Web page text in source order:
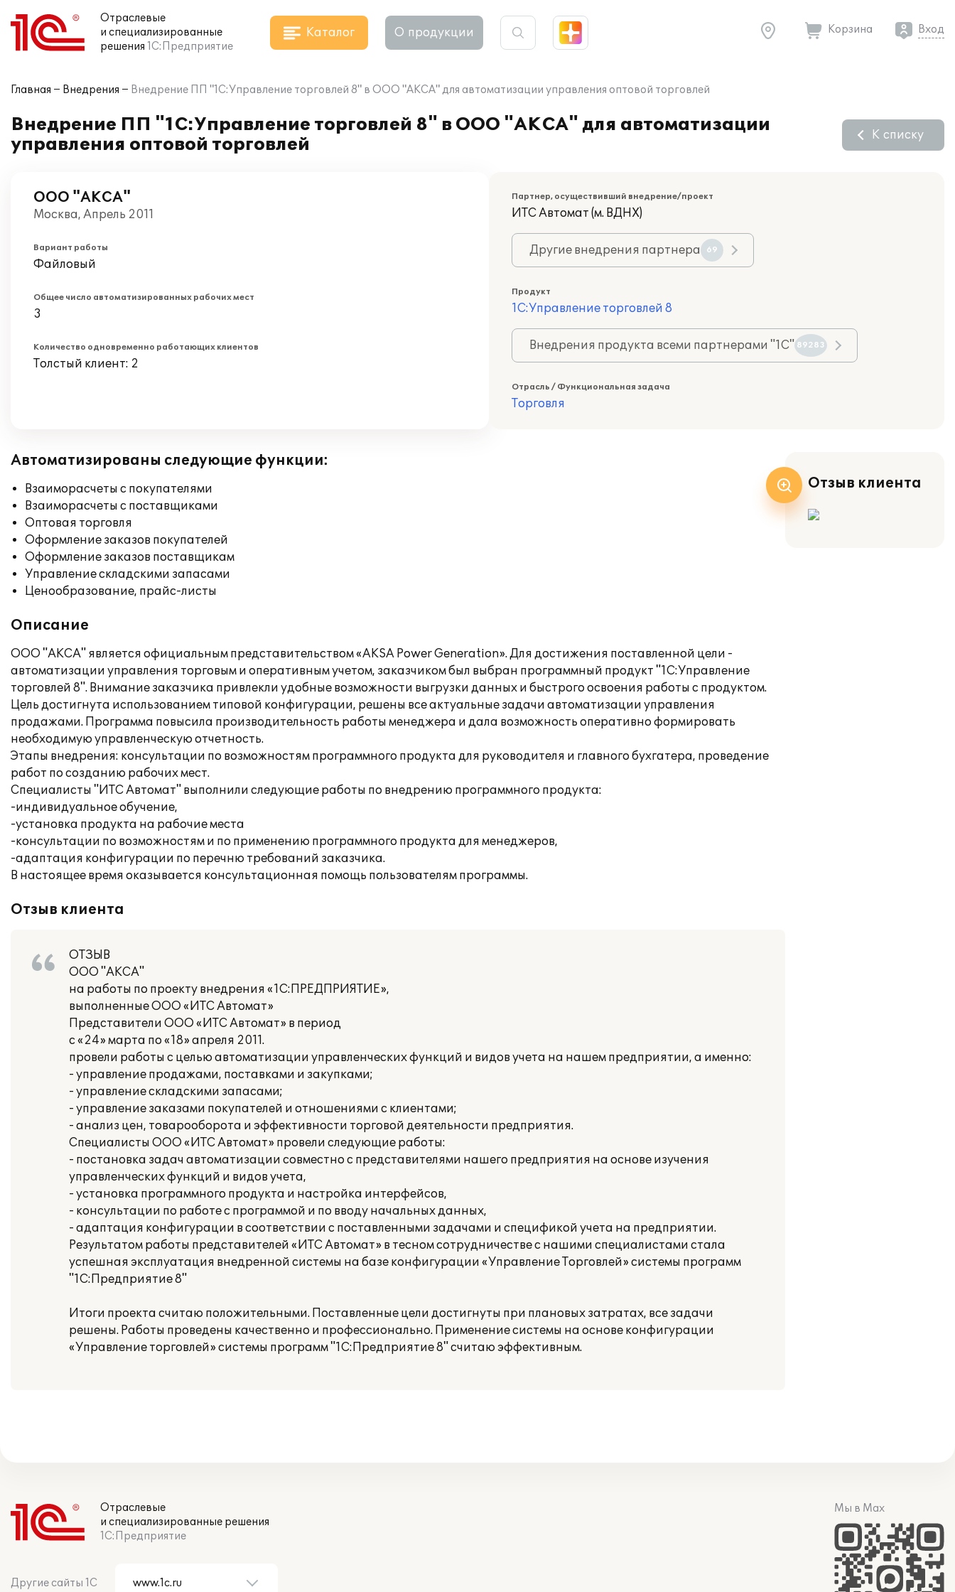
Отраслевые
и специализированные
решения 1С:Предприятие
Каталог О продукции Корзина Вход
Главная Внедрения Внедрение ПП "1С:Управление торговлей 8" в ООО "АКСА" для автоматизации управления оптовой торговлей
Внедрение ПП "1С:Управление торговлей 8" в ООО "АКСА" для автоматизации
управления оптовой торговлей
К списку
ООО "АКСА"
Москва, Апрель 2011
Вариант работы
Файловый
Общее число автоматизированных рабочих мест
3
Количество одновременно работающих клиентов
Толстый клиент: 2
Партнер, осуществивший внедрение/проект
ИТС Автомат (м. ВДНХ)
Другие внедрения партнера 69
Продукт
1С:Управление торговлей 8
Внедрения продукта всеми партнерами "1С" 89283
Отрасль / Функциональная задача
Торговля
Автоматизированы следующие функции:
Взаиморасчеты с покупателями
Взаиморасчеты с поставщиками
Оптовая торговля
Оформление заказов покупателей
Оформление заказов поставщикам
Управление складскими запасами
Ценообразование, прайс-листы
Описание
ООО "АКСА" является официальным представительством «AKSA Power Generation». Для достижения поставленной цели -
автоматизации управления торговым и оперативным учетом, заказчиком был выбран программный продукт "1С:Управление
торговлей 8". Внимание заказчика привлекли удобные возможности выгрузки данных и быстрого освоения работы с продуктом.
Цель достигнута использованием типовой конфигурации, решены все актуальные задачи автоматизации управления
продажами. Программа повысила производительность работы менеджера и дала возможность оперативно формировать
необходимую управленческую отчетность.
Этапы внедрения: консультации по возможностям программного продукта для руководителя и главного бухгатера, проведение
работ по созданию рабочих мест.
Специалисты "ИТС Автомат" выполнили следующие работы по внедрению программного продукта:
-индивидуальное обучение,
-установка продукта на рабочие места
-консультации по возможностям и по применению программного продукта для менеджеров,
-адаптация конфигурации по перечню требований заказчика.
В настоящее время оказывается консультационная помощь пользователям программы.
Отзыв клиента
ОТЗЫВ
ООО "АКСА"
на работы по проекту внедрения «1С:ПРЕДПРИЯТИЕ»,
выполненные ООО «ИТС Автомат»
Представители ООО «ИТС Автомат» в период
с «24» марта по «18» апреля 2011.
провели работы с целью автоматизации управленческих функций и видов учета на нашем предприятии, а именно:
- управление продажами, поставками и закупками;
- управление складскими запасами;
- управление заказами покупателей и отношениями с клиентами;
- анализ цен, товарооборота и эффективности торговой деятельности предприятия.
Специалисты ООО «ИТС Автомат» провели следующие работы:
- постановка задач автоматизации совместно с представителями нашего предприятия на основе изучения
управленческих функций и видов учета,
- установка программного продукта и настройка интерфейсов,
- консультации по работе с программой и по вводу начальных данных,
- адаптация конфигурации в соответствии с поставленными задачами и спецификой учета на предприятии.
Результатом работы представителей «ИТС Автомат» в тесном сотрудничестве с нашими специалистами стала
успешная эксплуатация внедренной системы на базе конфигурации «Управление Торговлей» системы программ
"1С:Предприятие 8"
Итоги проекта считаю положительными. Поставленные цели достигнуты при плановых затратах, все задачи
решены. Работы проведены качественно и профессионально. Применение системы на основе конфигурации
«Управление торговлей» системы программ "1С:Предприятие 8" считаю эффективным.
Отзыв клиента
Отраслевые
и специализированные решения
1С:Предприятие
Другие сайты 1С
Мы в Max